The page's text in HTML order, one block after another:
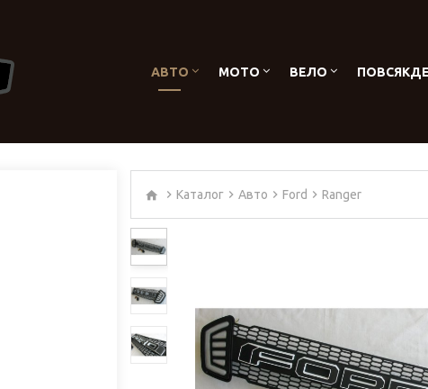
АВТО МОТО ВЕЛО
Каталог Авто Ford Ranger